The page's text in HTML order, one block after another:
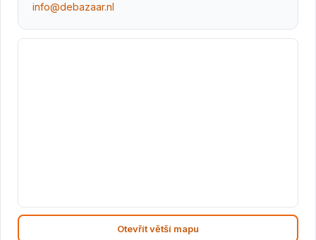
info@debazaar.nl
Otevřít větší mapu